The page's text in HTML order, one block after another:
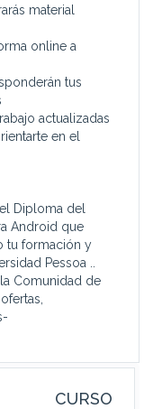
material
online a
tus
actualizadas
en el
Diploma del
Android que
tu formación y
Pessoa ..
Comunidad de
CURSO